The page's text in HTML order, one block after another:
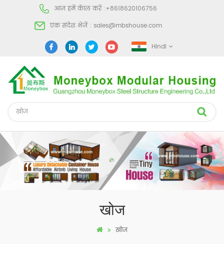
आज हमें कॅाल करें :+8618620106756
एक संदेश भेजें : sales@mbshouse.com
Hindi
खोज
खोज